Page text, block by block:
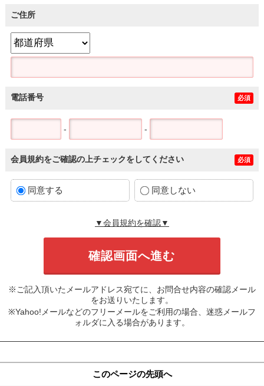
ご住所
電話番号 必須
- -
会員規約をご確認の上チェックをしてください 必須
同意する 同意しない
▼会員規約を確認▼
※ご記入頂いたメールアドレス宛てに、お問合せ内容の確認メール
をお送りいたします。
※Yahoo!メールなどのフリーメールをご利用の場合、迷惑メールフ
ォルダに入る場合があります。
このページの先頭へ